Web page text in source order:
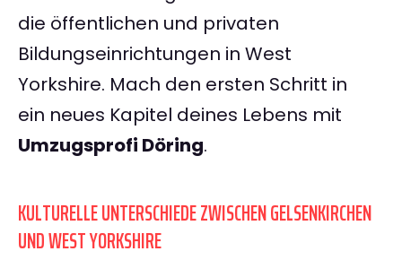
die öffentlichen und privaten
Bildungseinrichtungen in West
Yorkshire. Mach den ersten Schritt in
ein neues Kapitel deines Lebens mit
Umzugsprofi Döring.
KULTURELLE UNTERSCHIEDE ZWISCHEN GELSENKIRCHEN
UND WEST YORKSHIRE